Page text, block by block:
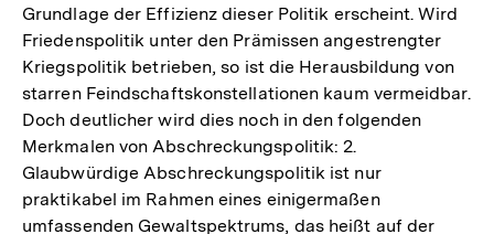
Grundlage der Effizienz dieser Politik erscheint. Wird
Friedenspolitik unter den Prämissen angestrengter
Kriegspolitik betrieben, so ist die Herausbildung von
starren Feindschaftskonstellationen kaum vermeidbar.
Doch deutlicher wird dies noch in den folgenden
Merkmalen von Abschreckungspolitik: 2.
Glaubwürdige Abschreckungspolitik ist nur
praktikabel im Rahmen eines einigermaßen
umfassenden Gewaltspektrums, das heißt auf der